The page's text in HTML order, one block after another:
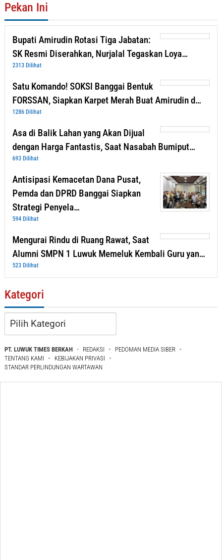
Pekan Ini
Bupati Amirudin Rotasi Tiga Jabatan:
SK Resmi Diserahkan, Nurjalal Tegaskan Loya…
2313 Dilihat
Satu Komando! SOKSI Banggai Bentuk
FORSSAN, Siapkan Karpet Merah Buat Amirudin d…
1286 Dilihat
Asa di Balik Lahan yang Akan Dijual
dengan Harga Fantastis, Saat Nasabah Bumiput…
693 Dilihat
Antisipasi Kemacetan Dana Pusat,
Pemda dan DPRD Banggai Siapkan
Strategi Penyela…
594 Dilihat
Mengurai Rindu di Ruang Rawat, Saat
Alumni SMPN 1 Luwuk Memeluk Kembali Guru yan…
523 Dilihat
Kategori
Kategori
PT. LUWUK TIMES BERKAH REDAKSI
PEDOMAN MEDIA SIBER
TENTANG KAMI
KEBIJAKAN PRIVASI
STANDAR PERLINDUNGAN WARTAWAN